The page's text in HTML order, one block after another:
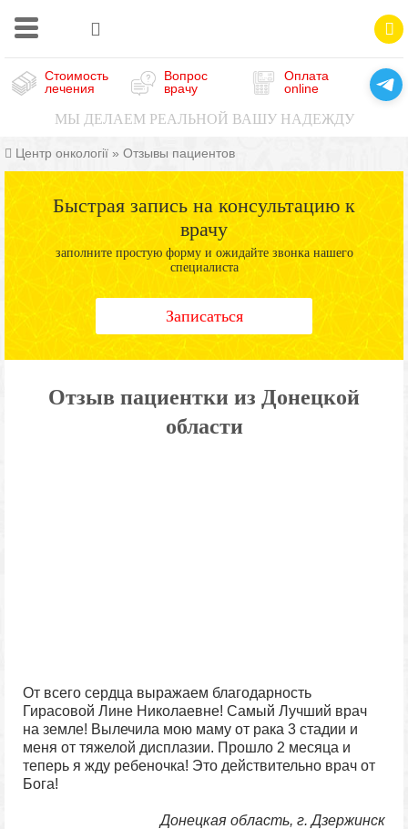
Стоимость
лечения
Вопрос
врачу
Оплата
online
МЫ ДЕЛАЕМ РЕАЛЬНОЙ ВАШУ НАДЕЖДУ
Центр онкології » Отзывы пациентов
Быстрая запись на консультацию к
врачу
заполните простую форму и ожидайте звонка нашего
специалиста
Записаться
Отзыв пациентки из Донецкой
области
От всего сердца выражаем благодарность
Гирасовой Лине Николаевне! Самый Лучший врач
на земле! Вылечила мою маму от рака 3 стадии и
меня от тяжелой дисплазии. Прошло 2 месяца и
теперь я жду ребеночка! Это действительно врач от
Бога!
Донецкая область, г. Дзержинск